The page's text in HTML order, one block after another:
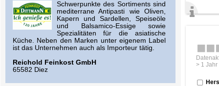
Schwerpunkte des Sortiments sind
mediterrane Antipasti wie Oliven,
Kapern und Sardellen, Speiseöle
und Balsamico-Essige sowie
Spezialitäten für die asiatische
Küche. Neben den Marken unter eigenem Label
ist das Unternehmen auch als Importeur tätig.
Reichold Feinkost GmbH
65582 Diez
> 1 Jahr